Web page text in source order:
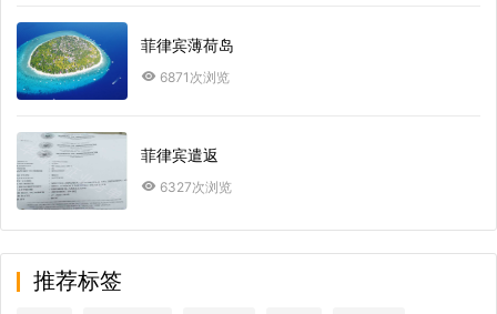
菲律宾薄荷岛
6871次浏览
菲律宾遣返
6327次浏览
推荐标签